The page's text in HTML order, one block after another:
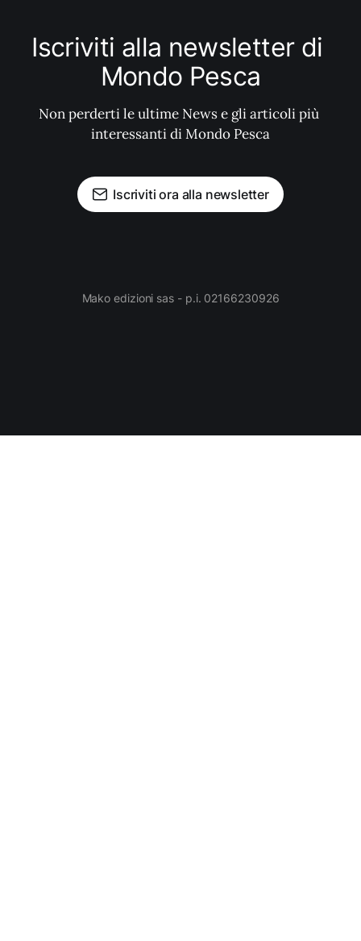
Iscriviti alla newsletter di
Mondo Pesca
Non perderti le ultime News e gli articoli più
interessanti di Mondo Pesca
Iscriviti ora alla newsletter
Mako edizioni sas - p.i. 02166230926